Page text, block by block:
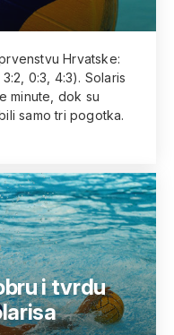
Hrvatske:
0:3, 4:3). Solaris
minute, dok su
samo tri pogotka.
i tvrdu